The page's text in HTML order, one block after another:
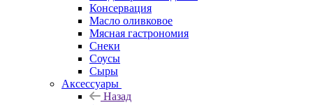
Консервация
Масло оливковое
Мясная гастрономия
Снеки
Соусы
Сыры
Аксессуары
Назад